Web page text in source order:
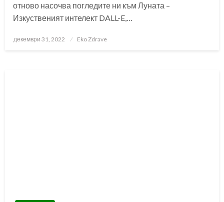
отново насочва погледите ни към Луната –
Изкуственият интелект DALL-E,…
Posted
декември 31, 2022 Eko Zdrave